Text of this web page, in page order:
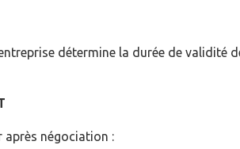
détermine la durée de
négociation :